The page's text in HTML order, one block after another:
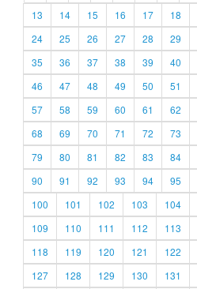
13
14 15 16 17 18
24
25 26 27 28 29
35
36 37 38 39 40
46
47 48 49 50 51
57
58 59 60 61 62
68
69 70 71 72 73
79
80 81 82 83 84
90
91 92 93 94 95
100
101 102 103 104
109
110 111 112 113
118
119 120 121 122
127
128 129 130 131